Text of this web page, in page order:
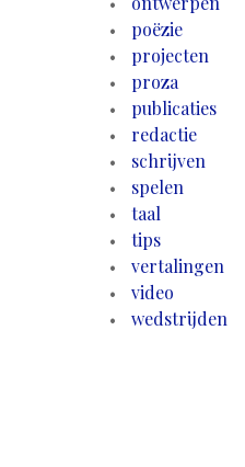
poëzie
projecten
proza
publicaties
redactie
schrijven
spelen
taal
tips
vertalingen
video
wedstrijden